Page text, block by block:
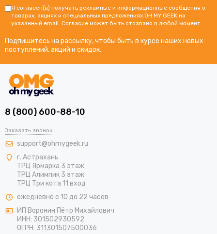
Я согласен(а) получать рекламные и информационные сообщения о
товарах, акциях и специальных предложениях OH MY GEEK на
указанный email. Согласие может быть отозвано в любой момент.
Подпишитесь на рассылку, чтобы быть в курсе наших новых
поступлений, акций и скидок.
8 (800) 600-88-10
Заказать звонок
support@ohmygeek.ru
г. Астрахань
ТРЦ Ярмарка 3 этаж
ТРЦ Алимпик 3 этаж
ТРЦ Три кота 11 вход
ежедневно с 10 до 22 часов
ИП Воронин Пётр Михайлович
ИНН: 301502930592
ОГРН: 311301507500036